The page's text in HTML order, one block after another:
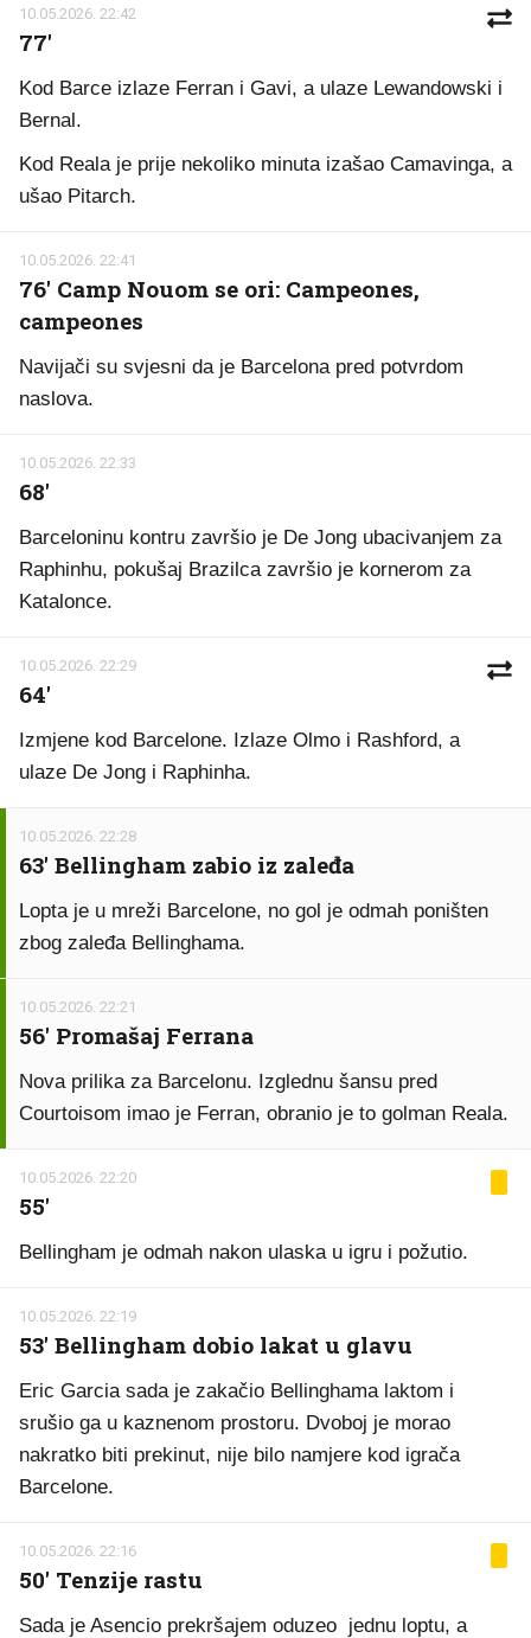
10.05.2026. 22:42
77'
Kod Barce izlaze Ferran i Gavi, a ulaze Lewandowski i
Bernal.
Kod Reala je prije nekoliko minuta izašao Camavinga, a
ušao Pitarch.
10.05.2026. 22:41
76' Camp Nouom se ori: Campeones,
campeones
Navijači su svjesni da je Barcelona pred potvrdom
naslova.
10.05.2026. 22:33
68'
Barceloninu kontru završio je De Jong ubacivanjem za
Raphinhu, pokušaj Brazilca završio je kornerom za
Katalonce.
10.05.2026. 22:29
64'
Izmjene kod Barcelone. Izlaze Olmo i Rashford, a
ulaze De Jong i Raphinha.
10.05.2026. 22:28
63' Bellingham zabio iz zaleđa
Lopta je u mreži Barcelone, no gol je odmah poništen
zbog zaleđa Bellinghama.
10.05.2026. 22:21
56' Promašaj Ferrana
Nova prilika za Barcelonu. Izglednu šansu pred
Courtoisom imao je Ferran, obranio je to golman Reala.
10.05.2026. 22:20
55'
Bellingham je odmah nakon ulaska u igru i požutio.
10.05.2026. 22:19
53' Bellingham dobio lakat u glavu
Eric Garcia sada je zakačio Bellinghama laktom i
srušio ga u kaznenom prostoru. Dvoboj je morao
nakratko biti prekinut, nije bilo namjere kod igrača
Barcelone.
10.05.2026. 22:16
50' Tenzije rastu
Sada je Asencio prekršajem oduzeo jednu loptu, a